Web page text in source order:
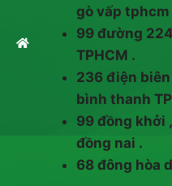
gò vấp tphcm
99 đường
TPHCM .
236 điện
bình thanh
99 đồng khởi
đồng nai .
68 đông hòa